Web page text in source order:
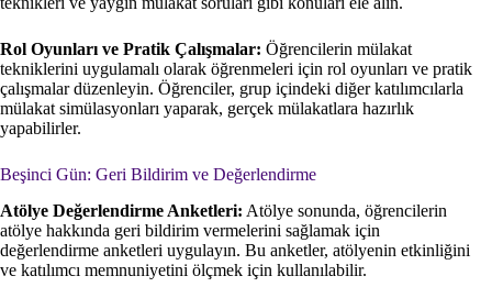
Rol Oyunları ve Pratik Çalışmalar: Öğrencilerin mülakat
tekniklerini uygulamalı olarak öğrenmeleri için rol oyunları ve pratik
çalışmalar düzenleyin. Öğrenciler, grup içindeki diğer katılımcılarla
mülakat simülasyonları yaparak, gerçek mülakatlara hazırlık
yapabilirler.
Beşinci Gün: Geri Bildirim ve Değerlendirme
Atölye Değerlendirme Anketleri: Atölye sonunda, öğrencilerin
atölye hakkında geri bildirim vermelerini sağlamak için
değerlendirme anketleri uygulayın. Bu anketler, atölyenin etkinliğini
ve katılımcı memnuniyetini ölçmek için kullanılabilir.